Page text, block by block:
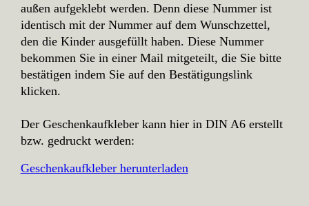
außen aufgeklebt werden. Denn diese Nummer ist
identisch mit der Nummer auf dem Wunschzettel,
den die Kinder ausgefüllt haben. Diese Nummer
bekommen Sie in einer Mail mitgeteilt, die Sie bitte
bestätigen indem Sie auf den Bestätigungslink
klicken.
Der Geschenkaufkleber kann hier in DIN A6 erstellt
bzw. gedruckt werden:
Geschenkaufkleber herunterladen